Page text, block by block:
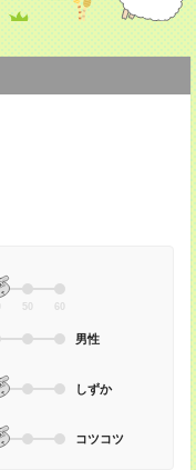
50 60
男性
しずか
コツコツ